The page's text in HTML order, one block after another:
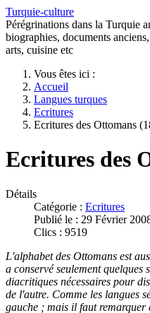
Turquie-culture
Pérégrinations dans la Turquie
biographies, documents
arts, cuisine etc
Vous êtes ici :
Accueil
Langues turques
Ecritures
Ecritures des Ottomans
Ecritures des
Détails
Catégorie : Ecritures
Publié le : 29 Février
Clics : 9519
L'alphabet des Ottomans est
a conservé seulement quelques
diacritiques nécessaires pour
de l'autre. Comme les langues
gauche ; mais il faut